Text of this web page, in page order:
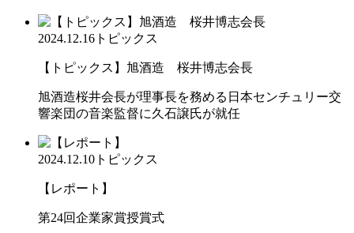
2024.12.16 トピックス
【トピックス】旭酒造 桜井博志会長
旭酒造桜井会長が理事長を務める日本センチュリー交
響楽団の音楽監督に久石譲氏が就任
2024.12.10 トピックス
【レポート】
第24回企業家賞授賞式